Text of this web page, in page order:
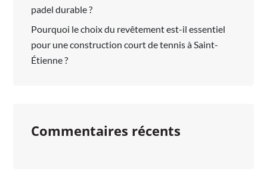
padel durable ?
Pourquoi le choix du revêtement est-il essentiel
pour une construction court de tennis à Saint-
Étienne ?
Commentaires récents